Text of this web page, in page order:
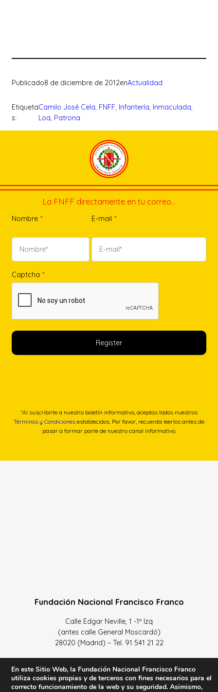
Publicado8 de diciembre de 2012enActualidad
Etiqueta
s:
Camilo José Cela, FNFF, Infantería, Inmaculada
Loa, Patrona
La FNFF directamente en tu correo…
Nombre * E-mail *
Captcha *
*Al suscribirte a nuestro boletín informativo, aceptas todos nuestros
Términos y Condiciones establecidos. Por favor, recuerda leerlos antes de
pasar a formar parte de nuestro canal informativo.
Fundación Nacional Francisco Franco
Calle Edgar Neville, 1 -1º Izq
(antes calle General Moscardó)
28020 (Madrid) – Tel. 91 541 21 22
Contacta con nosotros
En este Sitio Web, la Fundación Nacional Francisco Franco
utiliza cookies propias y de terceros con fines necesarios para el
correcto funcionamiento de la web y su seguridad. Asimismo,